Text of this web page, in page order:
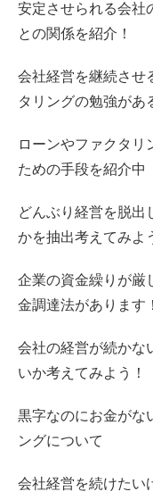
安定させられる会社
との関係を紹介！
会社経営を継続させ
タリングの勉強があ
ローンやファクタリ
ための手段を紹介中
どんぶり経営を脱出
かを抽出考えてみよ
企業の資金繰りが厳
金調達法があります！
会社の経営が続かな
いか考えてみよう！
黒字なのにお金がな
ングについて
会社経営を続けたい